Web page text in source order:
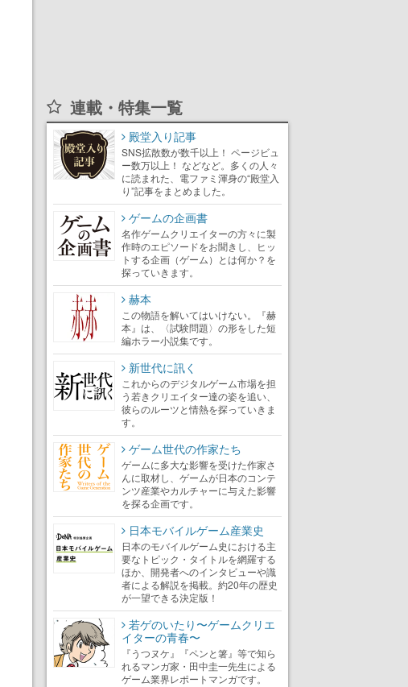
連載・特集一覧
殿堂入り記事
SNS拡散数が数千以上！ ページビュ
ー数万以上！ などなど。多くの人々
に読まれた、電ファミ渾身の“殿堂入
り”記事をまとめました。
ゲームの企画書
名作ゲームクリエイターの方々に製
作時のエピソードをお聞きし、ヒッ
トする企画（ゲーム）とは何か？を
探っていきます。
赫本
この物語を解いてはいけない。『赫
本』は、〈試験問題〉の形をした短
編ホラー小説集です。
新世代に訊く
これからのデジタルゲーム市場を担
う若きクリエイター達の姿を追い、
彼らのルーツと情熱を探っていきま
す。
ゲーム世代の作家たち
ゲームに多大な影響を受けた作家さ
んに取材し、ゲームが日本のコンテ
ンツ産業やカルチャーに与えた影響
を探る企画です。
日本モバイルゲーム産業史
日本のモバイルゲーム史における主
要なトピック・タイトルを網羅する
ほか、開発者へのインタビューや識
者による解説を掲載。約20年の歴史
が一望できる決定版！
若ゲのいたり〜ゲームクリエ
イターの青春〜
『うつヌケ』『ペンと箸』等で知ら
れるマンガ家・田中圭一先生による
ゲーム業界レポートマンガです。